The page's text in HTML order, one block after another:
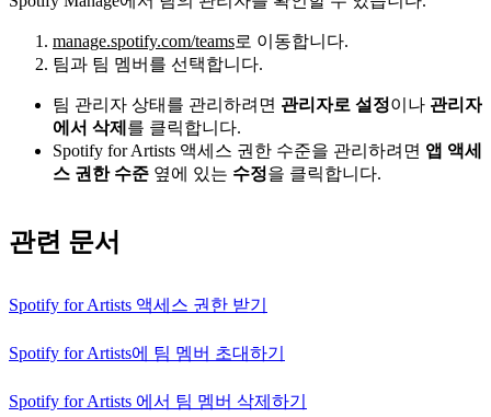
manage.spotify.com/teams로 이동합니다.
팀과 팀 멤버를 선택합니다.
팀 관리자 상태를 관리하려면 관리자로 설정이나 관리자
에서 삭제 를 클릭합니다.
Spotify for Artists 액세스 권한 수준을 관리하려면 앱 액세
스 권한 수준 옆에 있는 수정을 클릭합니다.
관련 문서
Spotify for Artists 액세스 권한 받기
Spotify for Artists에 팀 멤버 초대하기
Spotify for Artists 에서 팀 멤버 삭제하기